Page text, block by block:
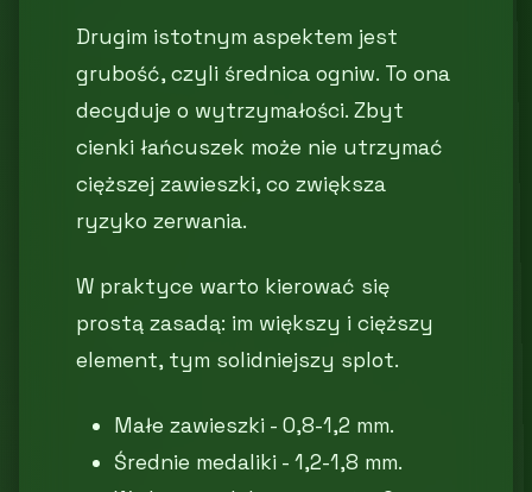
Drugim istotnym aspektem jest
grubość, czyli średnica ogniw. To ona
decyduje o wytrzymałości. Zbyt
cienki łańcuszek może nie utrzymać
cięższej zawieszki, co zwiększa
ryzyko zerwania.
W praktyce warto kierować się
prostą zasadą: im większy i cięższy
element, tym solidniejszy splot.
Małe zawieszki - 0,8-1,2 mm.
Średnie medaliki - 1,2-1,8 mm.